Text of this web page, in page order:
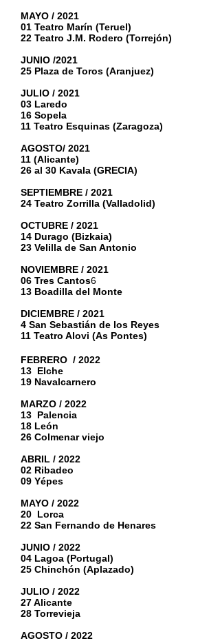
MAYO / 2021
01 Teatro Marín (Teruel)
22 Teatro J.M. Rodero (Torrejón)
JUNIO /2021
25 Plaza de Toros (Aranjuez)
JULIO / 2021
03 Laredo
16 Sopela
11 Teatro Esquinas (Zaragoza)
AGOSTO/ 2021
11 (Alicante)
26 al 30 Kavala (GRECIA)
SEPTIEMBRE / 2021
24 Teatro Zorrilla (Valladolid)
OCTUBRE / 2021
14 Durago (Bizkaia)
23 Velilla de San Antonio
NOVIEMBRE / 2021
06 Tres Cantos6
13 Boadilla del Monte
DICIEMBRE / 2021
4 San Sebastián de los Reyes
11 Teatro Alovi (As Pontes)
FEBRERO / 2022
13 Elche
19 Navalcarnero
MARZO / 2022
13 Palencia
18 León
26 Colmenar viejo
ABRIL / 2022
02 Ribadeo
09 Yépes
MAYO / 2022
20 Lorca
22 San Fernando de Henares
JUNIO / 2022
04 Lagoa (Portugal)
25 Chinchón (Aplazado)
JULIO / 2022
27 Alicante
28 Torrevieja
AGOSTO / 2022